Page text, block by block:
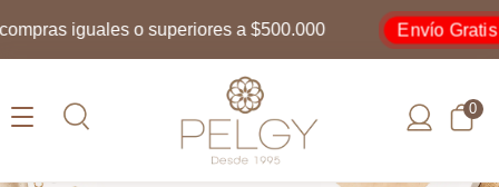
iguales o superiores a $500.000 Envío Gratis
0